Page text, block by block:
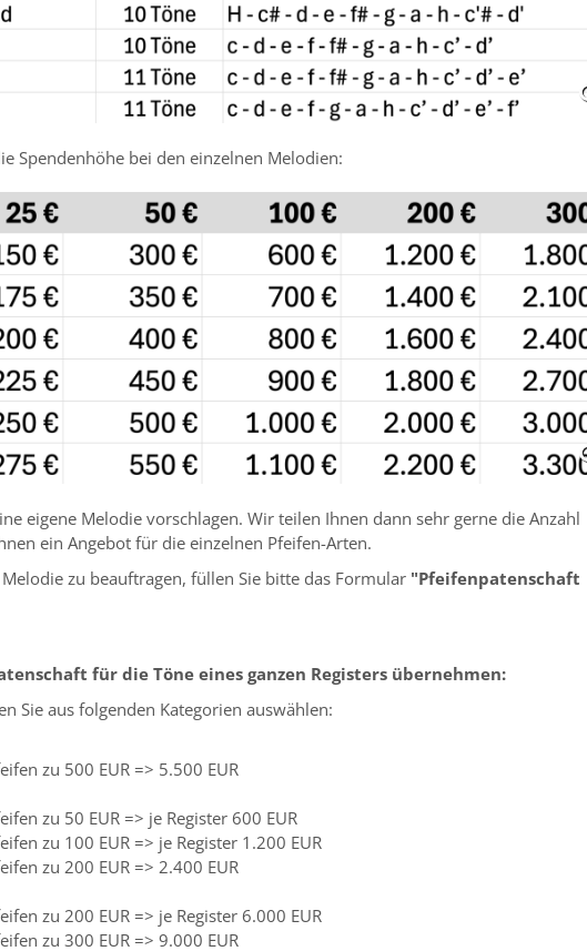
Spendenhöhe bei den einzelnen Melodien:
eigene Melodie vorschlagen. Wir teilen Ihnen dann sehr gerne die Anzahl
ein Angebot für die einzelnen Pfeifen-Arten.
zu beauftragen, füllen Sie bitte das Formular "Pfeifenpatenschaft
für die Töne eines ganzen Registers übernehmen:
Sie aus folgenden Kategorien auswählen:
zu 500 EUR => 5.500 EUR
zu 50 EUR => je Register 600 EUR
zu 100 EUR => je Register 1.200 EUR
zu 200 EUR => 2.400 EUR
zu 200 EUR => je Register 6.000 EUR
zu 300 EUR => 9.000 EUR